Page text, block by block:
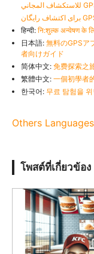
हिन्दी: नि:शुल्क अन्वेषण के
日本語: 無料のGPSア
者向けガイド
简体中文: 免费探索之
繁體中文: 一個初學者
한국어: 무료 탐험을
Others Languages
โพสต์ที่เกี่ยวข้อง